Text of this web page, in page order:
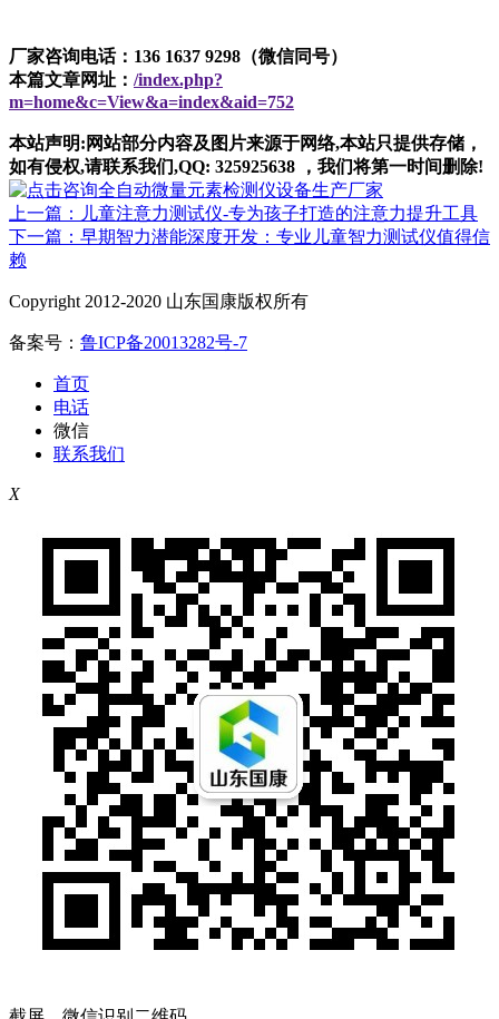
厂家咨询电话：136 1637 9298（微信同号）
本篇文章网址： /index.php?
m=home&c=View&a=index&aid=752
本站声明:网站部分内容及图片来源于网络,本站只提供存储，
如有侵权,请联系我们,QQ: 325925638 ，我们将第一时间删除!
上一篇：儿童注意力测试仪-专为孩子打造的注意力提升工具
下一篇：早期智力潜能深度开发：专业儿童智力测试仪值得信
赖
Copyright 2012-2020 山东国康版权所有
备案号： 鲁ICP备20013282号-7
首页
电话
微信
联系我们
X